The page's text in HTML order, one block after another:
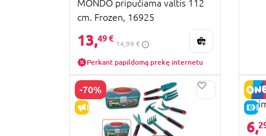
MONDO pripučiama valtis 112
cm. Frozen, 16925
13,49 €
14,99 €
Perkant papildomą prekę internetu
-70%
IŠPARDAVIMAS
6,